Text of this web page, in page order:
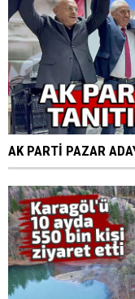
AK PARTİ PAZAR